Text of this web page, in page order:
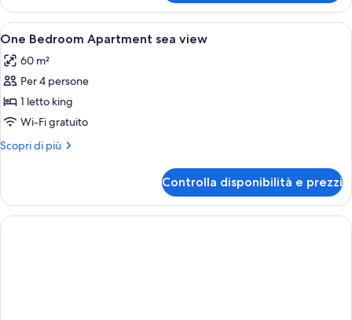
familiare,
terrazzo
Apri
tutte
le
foto
per
One
Bedroom
Apartment
view
Una cassaforte in camera, culle/letti
6
One Bedroom Apartment sea view
60 m²
Per 4 persone
1 letto king
Wi-Fi gratuito
Scopri di più
Altri
Bedroom
Apartment
sea
Controlla disponibilità e prezzi